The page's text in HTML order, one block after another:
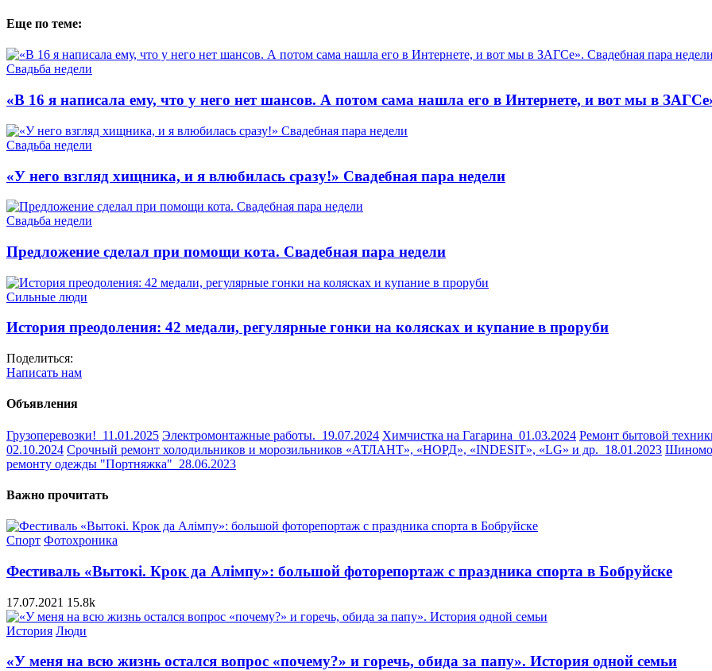
Еще по теме:
Свадьба недели
«В 16 я написала ему, что у него нет шансов. А потом сама нашла его в Интернете, и вот мы в
Свадьба недели
«У него взгляд хищника, и я влюбилась сразу!» Свадебная пара недели
Свадьба недели
Предложение сделал при помощи кота. Свадебная пара недели
Сильные люди
История преодоления: 42 медали, регулярные гонки на колясках и купание в проруби
Поделиться:
Написать нам
Объявления
Грузоперевозки! 11.01.2025 Электромонтажные работы. 19.07.2024 Химчистка на Гагарина 01.03.2024 Ремонт бытовой
02.10.2024 Срочный ремонт холодильников и морозильников «АТЛАНТ», «НОРД», «INDESIT», «LG» и др. 18.01.2023
ремонту одежды "Портняжка" 28.06.2023
Важно прочитать
Спорт Фотохроника
Фестиваль «Вытокі. Крок да Алiмпу»: большой фоторепортаж с праздника спорта в Бобруйске
17.07.2021 15.8k
История Люди
«У меня на всю жизнь остался вопрос «почему?» и горечь, обида за папу». История одной семьи